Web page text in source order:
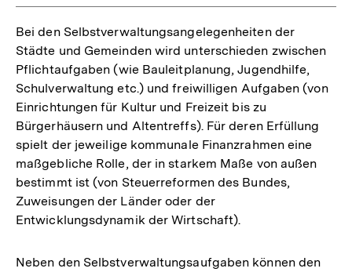
Bei den Selbstverwaltungsangelegenheiten der
Städte und Gemeinden wird unterschieden zwischen
Pflichtaufgaben (wie Bauleitplanung, Jugendhilfe,
Schulverwaltung etc.) und freiwilligen Aufgaben (von
Einrichtungen für Kultur und Freizeit bis zu
Bürgerhäusern und Altentreffs). Für deren Erfüllung
spielt der jeweilige kommunale Finanzrahmen eine
maßgebliche Rolle, der in starkem Maße von außen
bestimmt ist (von Steuerreformen des Bundes,
Zuweisungen der Länder oder der
Entwicklungsdynamik der Wirtschaft).
Neben den Selbstverwaltungsaufgaben können den